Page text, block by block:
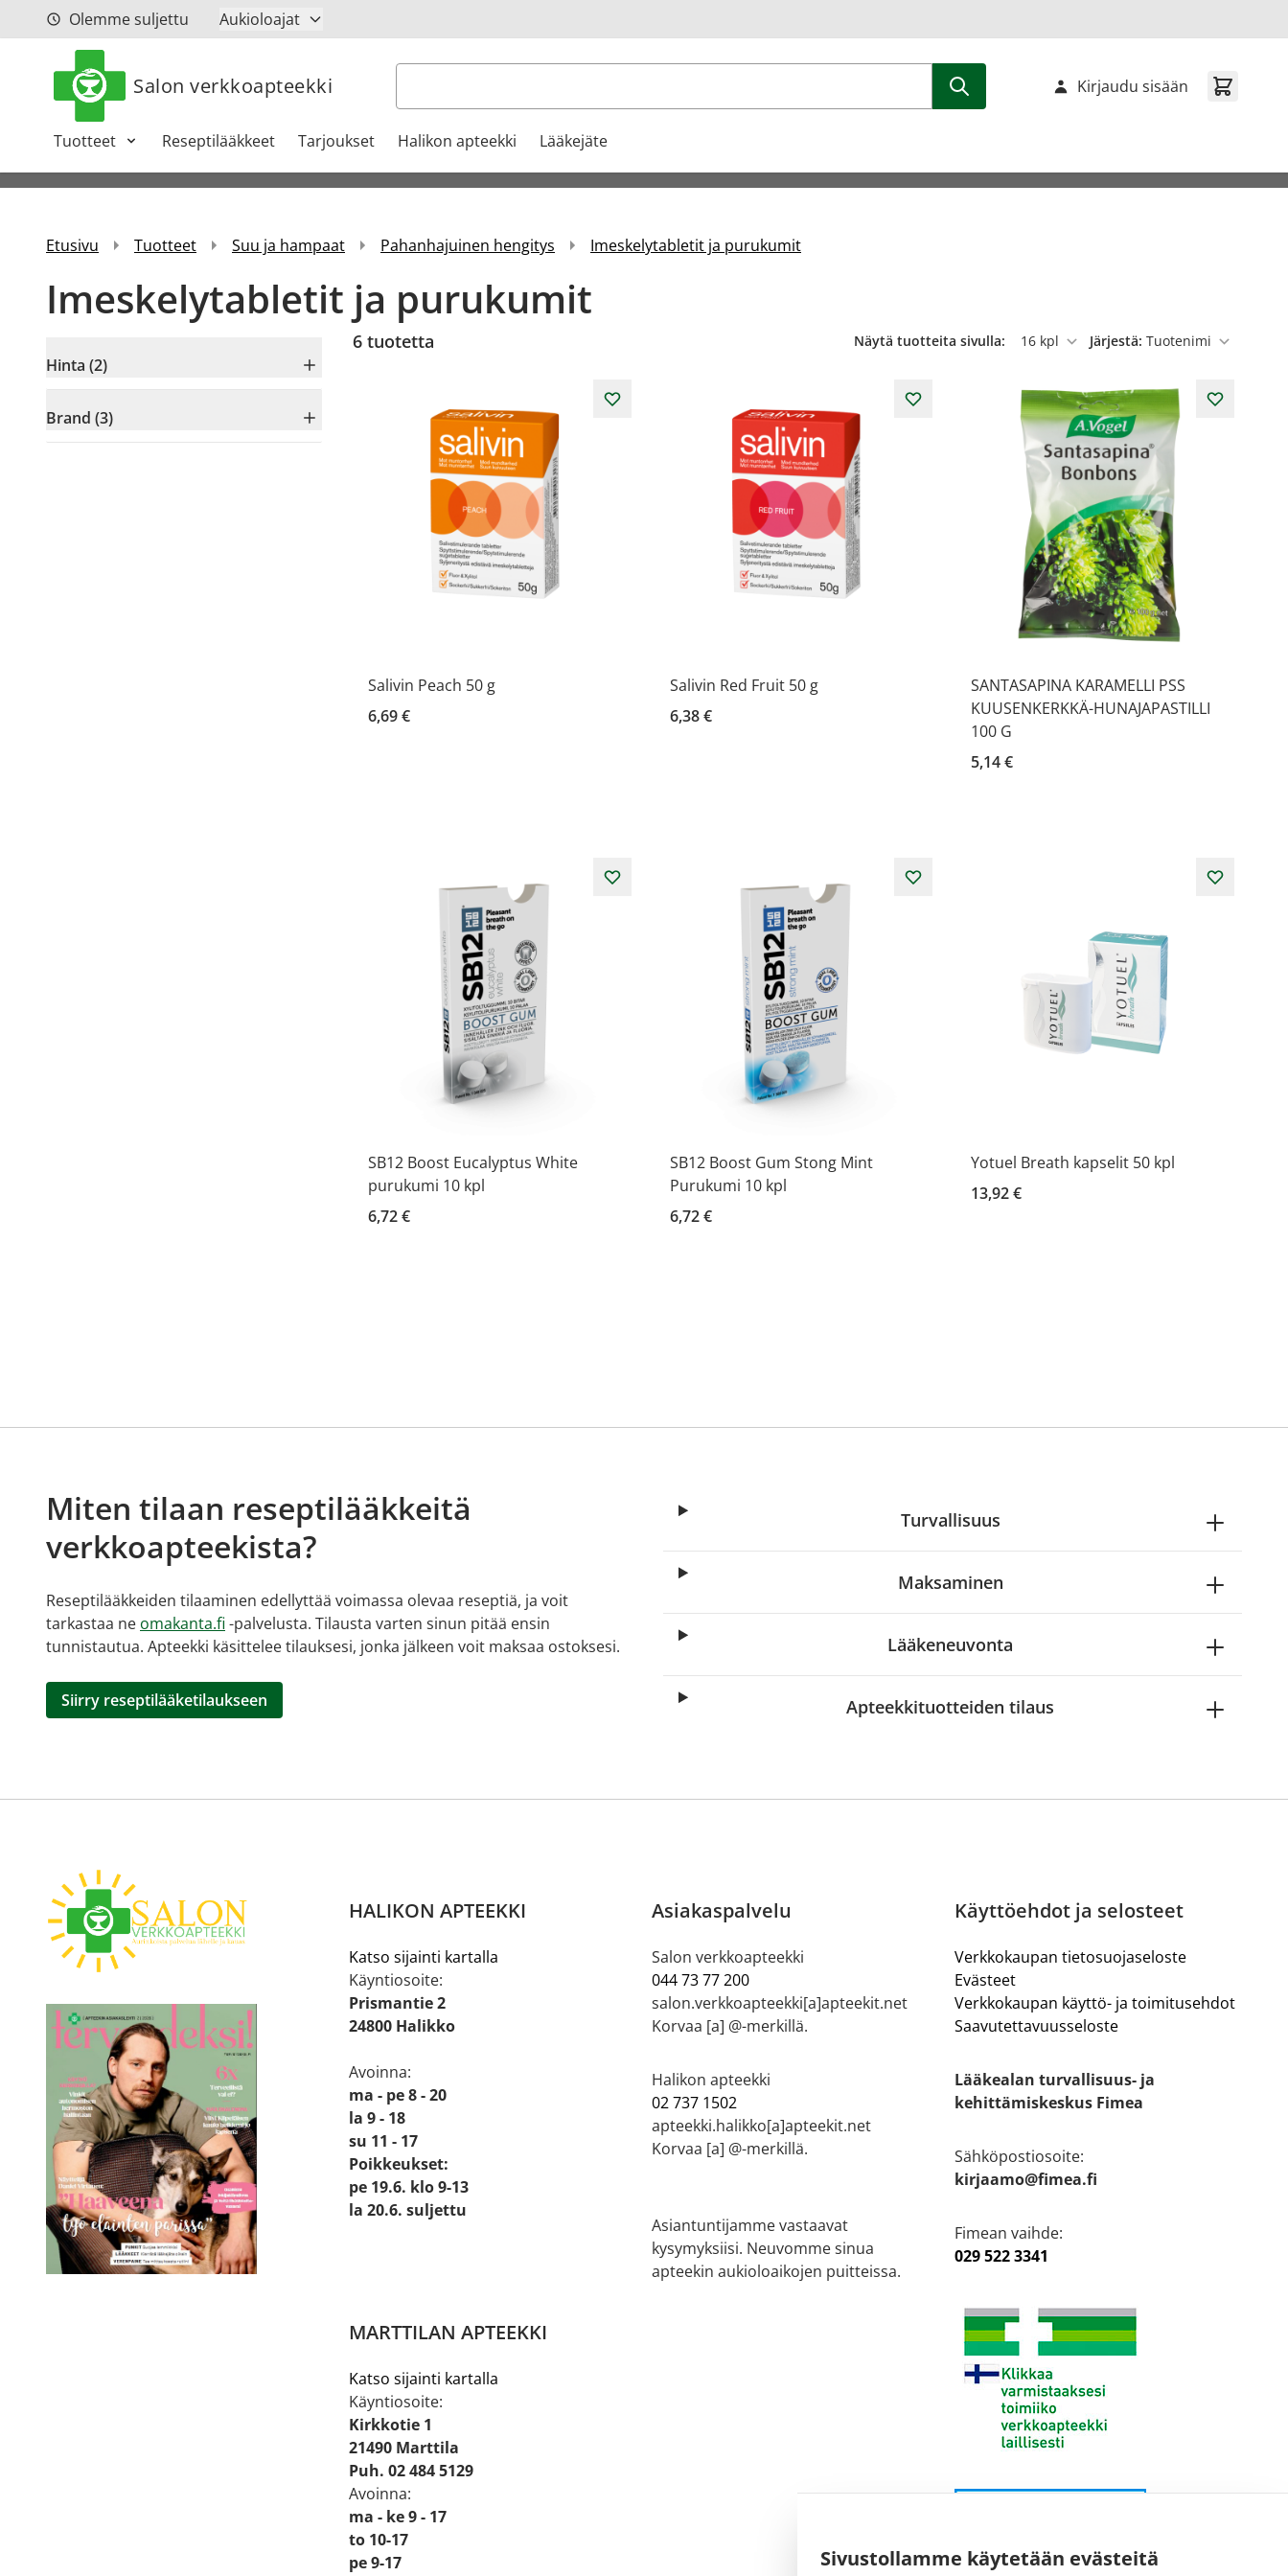
Sivustollamme käytetään evästeitä
Siirry sisältöönOlemme suljettu Aukioloajat
Salon verkkoapteekki Haku
Tuotteet Reseptilääkkeet Tarjoukset Halikon apteekki Lääkejäte
Kirjaudu sisään
Etusivu Tuotteet Suu ja hampaat Pahanhajuinen hengitys Imeskelytabletit ja purukumit
Imeskelytabletit ja purukumit
Hinta (2)
Brand (3)
6 tuotetta Näytä tuotteita sivulla:
per sivu
Järjestä:
Salivin Peach 50 g
6,69 €
Salivin Red Fruit 50 g
6,38 €
SANTASAPINA KARAMELLI PSS
KUUSENKERKKÄ-HUNAJAPASTILLI
100 G
5,14 €
SB12 Boost Eucalyptus White
purukumi 10 kpl
6,72 €
SB12 Boost Gum Stong Mint
Purukumi 10 kpl
6,72 €
Yotuel Breath kapselit 50 kpl
13,92 €
Miten tilaan reseptilääkkeitä
verkkoapteekista?
Reseptilääkkeiden tilaaminen edellyttää voimassa olevaa reseptiä, ja voit
tarkastaa ne omakanta.fi -palvelusta. Tilausta varten sinun pitää ensin
tunnistautua. Apteekki käsittelee tilauksesi, jonka jälkeen voit maksaa ostoksesi.
Siirry reseptilääketilaukseen
Turvallisuus
Maksaminen
Lääkeneuvonta
Apteekkituotteiden tilaus
HALIKON APTEEKKI
Katso sijainti kartalla
Käyntiosoite:
Prismantie 2
24800 Halikko
Avoinna:
ma - pe 8 - 20
la 9 - 18
su 11 - 17
Poikkeukset:
pe 19.6. klo 9-13
la 20.6. suljettu
MARTTILAN APTEEKKI
Katso sijainti kartalla
Käyntiosoite:
Kirkkotie 1
21490 Marttila
Puh. 02 484 5129
Avoinna:
ma - ke 9 - 17
to 10-17
pe 9-17
Asiakaspalvelu
Salon verkkoapteekki
044 73 77 200
salon.verkkoapteekki[a]apteekit.net
Korvaa [a] @-merkillä.
Halikon apteekki
02 737 1502
apteekki.halikko[a]apteekit.net
Korvaa [a] @-merkillä.
Asiantuntijamme vastaavat
kysymyksiisi. Neuvomme sinua
apteekin aukioloaikojen puitteissa.
Käyttöehdot ja selosteet
Verkkokaupan tietosuojaseloste
Evästeet
Verkkokaupan käyttö- ja toimitusehdot
Saavutettavuusseloste
Lääkealan turvallisuus- ja
kehittämiskeskus Fimea
Sähköpostiosoite:
kirjaamo@fimea.fi
Fimean vaihde:
029 522 3341